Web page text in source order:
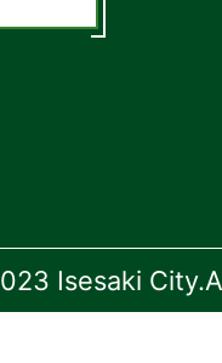
Isesaki